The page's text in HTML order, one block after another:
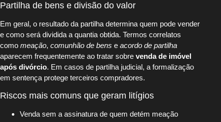
Partilha de bens e divisão do valor
Em geral, o resultado da partilha determina quem pode vender
e como será dividida a quantia obtida. Termos correlatos
como meação, comunhão de bens e acordo de partilha
aparecem frequentemente ao tratar sobre venda de imóvel
após divórcio. Em casos de partilha judicial, a formalização
em sentença protege terceiros compradores.
Riscos mais comuns que geram litígios
Venda sem a assinatura de quem detém meação